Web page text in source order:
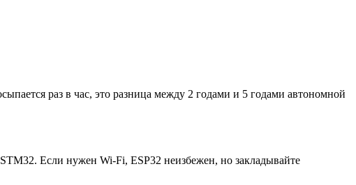
раз в час, это разница между 2 годами и 5 годами автономной
Если нужен Wi-Fi, ESP32 неизбежен, но закладывайте